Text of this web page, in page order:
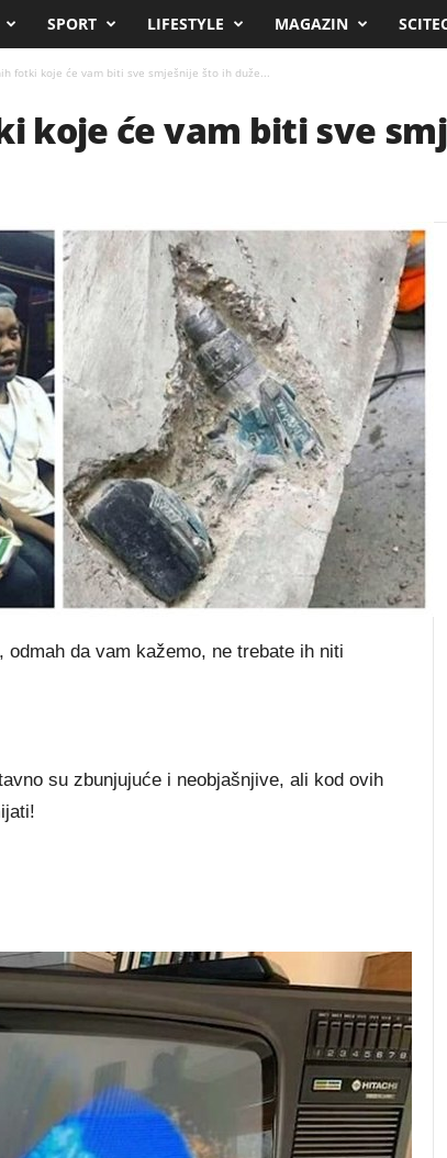
SPORT LIFESTYLE MAGAZIN
fotki koje će vam biti sve smješnije što ih duže...
koje će vam biti sve
da vam kažemo, ne trebate ih niti
su zbunjujuće i neobjašnjive, ali kod ovih